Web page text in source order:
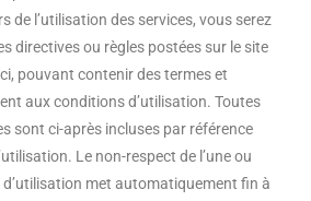
de l’utilisation des services, vous serez
directives ou règles postées sur le site
pouvant contenir des termes et
aux conditions d’utilisation. Toutes
sont ci-après incluses par référence
Le non-respect de l’une ou
d’utilisation met automatiquement fin à